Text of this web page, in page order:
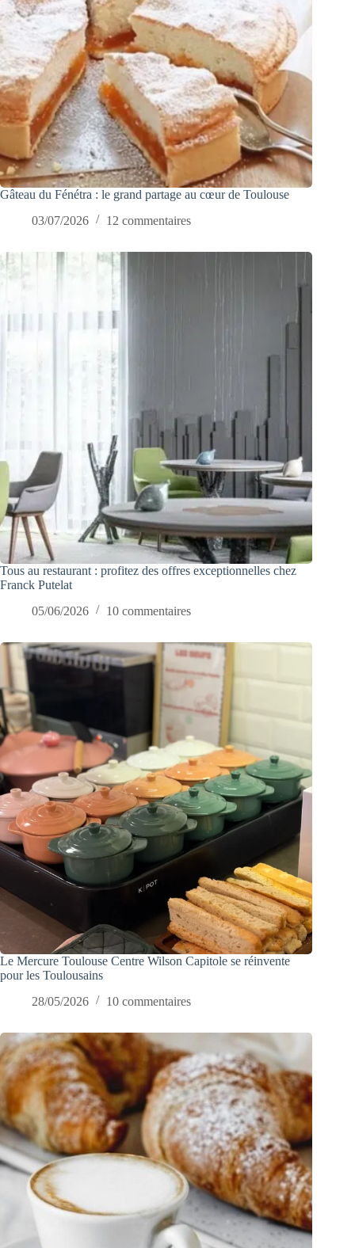
Gâteau du Fénétra : le grand partage au cœur de Toulouse
03/07/2026
12 commentaires
Tous au restaurant : profitez des offres exceptionnelles chez
Franck Putelat
05/06/2026
10 commentaires
Le Mercure Toulouse Centre Wilson Capitole se réinvente
pour les Toulousains
28/05/2026
10 commentaires